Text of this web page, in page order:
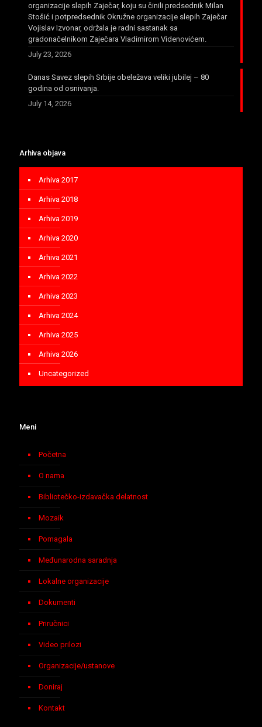
organizacije slepih Zaječar, koju su činili predsednik Milan
Stošić i potpredsednik Okružne organizacije slepih Zaječar
Vojislav Izvonar, održala je radni sastanak sa
gradonačelnikom Zaječara Vladimirom Videnovićem.
July 23, 2026
Danas Savez slepih Srbije obeležava veliki jubilej – 80
godina od osnivanja.
July 14, 2026
Arhiva objava
Arhiva 2017
Arhiva 2018
Arhiva 2019
Arhiva 2020
Arhiva 2021
Arhiva 2022
Arhiva 2023
Arhiva 2024
Arhiva 2025
Arhiva 2026
Uncategorized
Meni
Početna
O nama
Bibliotečko-izdavačka delatnost
Mozaik
Pomagala
Međunarodna saradnja
Lokalne organizacije
Dokumenti
Priručnici
Video prilozi
Organizacije/ustanove
Doniraj
Kontakt